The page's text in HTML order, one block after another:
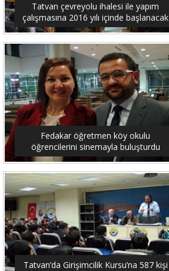
Tatvan çevreyolu ihalesi ile yapım
çalışmasına 2016 yılı içinde başlanacak
Fedakar öğretmen köy okulu
öğrencilerini sinemayla buluşturdu
Tatvan’da Girişimcilik Kursu’na 587 kişi